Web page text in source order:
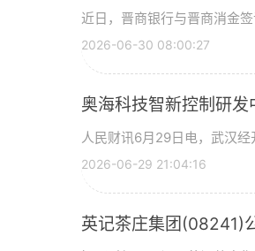
近日，晋商银行与晋商消金
2026-06-30 08:00:27
奥海科技智新控制研
人民财讯6月29日电，武汉
2026-06-29 21:04:16
英记茶庄集团(08241)